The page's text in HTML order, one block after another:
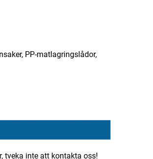
PP-matlagringslådor,
tveka inte att kontakta oss!